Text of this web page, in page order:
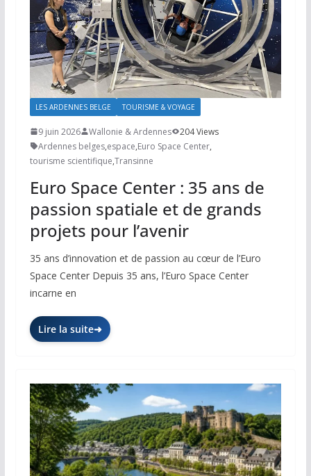
LES ARDENNES BELGE TOURISME & VOYAGE
9 juin 2026 Wallonie & Ardennes
204 Views
Ardennes belges,espace,Euro Space Center,
tourisme scientifique,Transinne
Euro Space Center : 35 ans de
passion spatiale et de grands
projets pour l’avenir
35 ans d’innovation et de passion au cœur de l’Euro
Space Center Depuis 35 ans, l’Euro Space Center
incarne en
Lire la suite